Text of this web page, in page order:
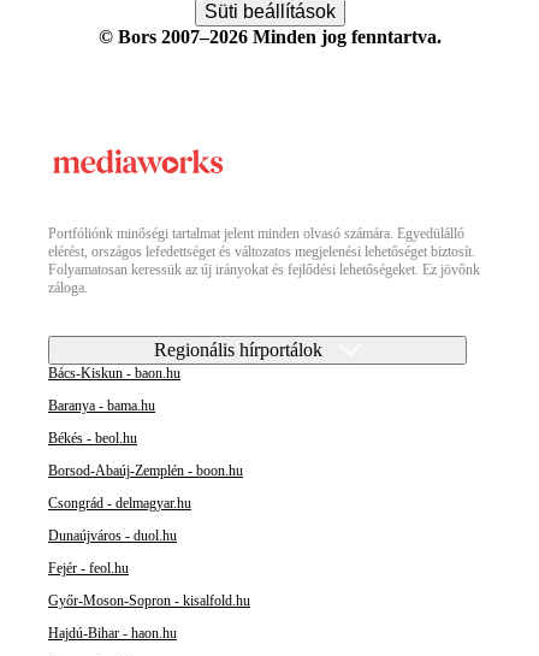
Süti beállítások
© Bors 2007–2026 Minden jog fenntartva.
Portfóliónk minőségi tartalmat jelent minden olvasó számára. Egyedülálló
elérést, országos lefedettséget és változatos megjelenési lehetőséget biztosít.
Folyamatosan keressük az új irányokat és fejlődési lehetőségeket. Ez jövőnk
záloga.
Regionális hírportálok
Bács-Kiskun - baon.hu
Baranya - bama.hu
Békés - beol.hu
Borsod-Abaúj-Zemplén - boon.hu
Csongrád - delmagyar.hu
Dunaújváros - duol.hu
Fejér - feol.hu
Győr-Moson-Sopron - kisalfold.hu
Hajdú-Bihar - haon.hu